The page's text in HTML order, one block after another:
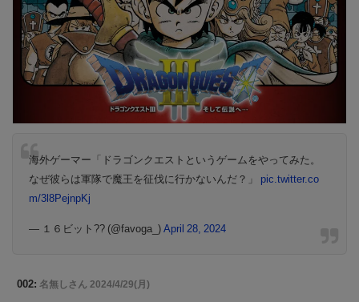
海外ゲーマー「ドラゴンクエストというゲームをやってみた。
なぜ彼らは軍隊で魔王を征伐に行かないんだ？」 pic.twitter.co
m/3l8PejnpKj
— １６ビット?? (@favoga_) April 28, 2024
002: 名無しさん 2024/4/29(月)